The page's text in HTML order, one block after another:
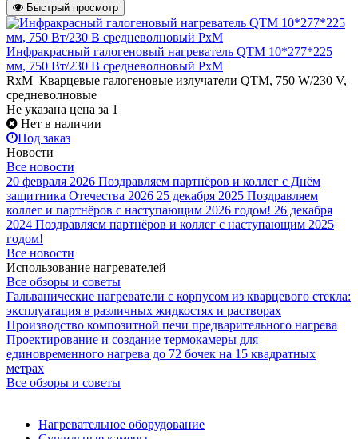
Быстрый просмотр
Инфракрасный галогеновый нагреватель QTM 10*277*225
мм, 750 Вт/230 В средневолновый РхМ
RxM_Кварцевые галогеновые излучатели QТМ, 750 W/230 V,
средневолновые
Не указана цена за 1
Нет в наличии
Под заказ
Новости
Все новости
20 февраля 2026 Поздравляем партнёров и коллег с Днём
защитника Отечества 2026 25 декабря 2025 Поздравляем
коллег и партнёров с наступающим 2026 годом! 26 декабря
2024 Поздравляем партнёров и коллег с наступающим 2025
годом!
Все новости
Использование нагревателей
Все обзоры и советы
Гальванические нагреватели с корпусом из кварцевого стекла:
эксплуатация в различных жидкостях и растворах
Производство композитной печи предварительного нагрева
Проектирование и создание термокамеры для
единовременного нагрева до 72 бочек на 15 квадратных
метрах
Все обзоры и советы
Нагревательное оборудование